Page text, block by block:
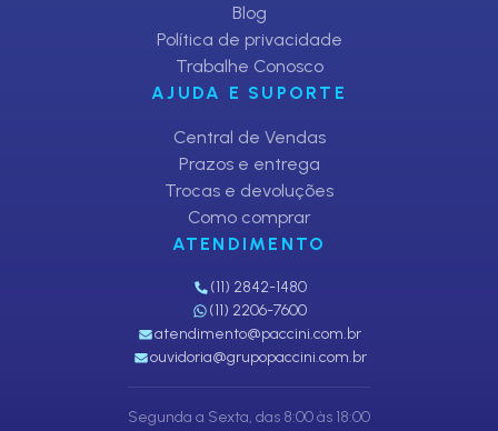
Blog
Política de privacidade
Trabalhe Conosco
AJUDA E SUPORTE
Central de Vendas
Prazos e entrega
Trocas e devoluções
Como comprar
ATENDIMENTO
(11) 2842-1480
(11) 2206-7600
atendimento@paccini.com.br
ouvidoria@grupopaccini.com.br
Segunda a Sexta, das 8:00 às 18:00